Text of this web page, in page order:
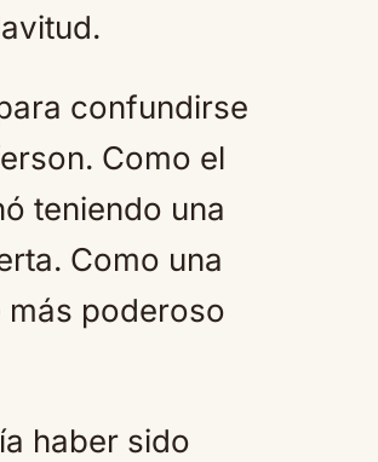
confundirse
Como el
teniendo una
Como una
más poderoso
haber sido